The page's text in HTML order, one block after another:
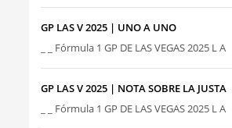
GP LAS V 2025 | UNO A UNO
_ _ Fórmula 1 GP DE LAS VEGAS 2025 L A
GP LAS V 2025 | NOTA SOBRE LA JUSTA
_ _ Fórmula 1 GP DE LAS VEGAS 2025 L A